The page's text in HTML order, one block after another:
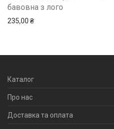
бавовна з лого
235,00 ₴
Каталог
Про нас
Доставка та оплата